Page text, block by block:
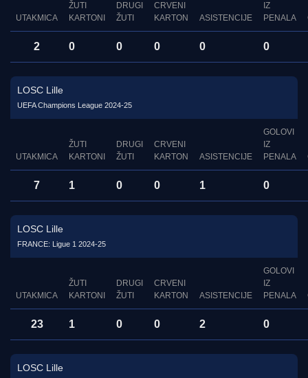
UTAKMICA
ŽUTI
KARTONI
DRUGI
ŽUTI
CRVENI
KARTON
ASISTENCIJE
IZ
PENALA
2 0 0 0 0 0
LOSC Lille
UEFA Champions League 2024-25
UTAKMICA
ŽUTI
KARTONI
DRUGI
ŽUTI
CRVENI
KARTON
ASISTENCIJE
GOLOVI
IZ
PENALA
7 1 0 0 1 0
LOSC Lille
FRANCE: Ligue 1 2024-25
UTAKMICA
ŽUTI
KARTONI
DRUGI
ŽUTI
CRVENI
KARTON
ASISTENCIJE
GOLOVI
IZ
PENALA
23 1 0 0 2 0
LOSC Lille